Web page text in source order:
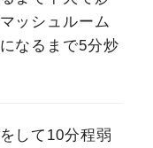
ッシュルーム
なるまで5分炒
して10分程弱